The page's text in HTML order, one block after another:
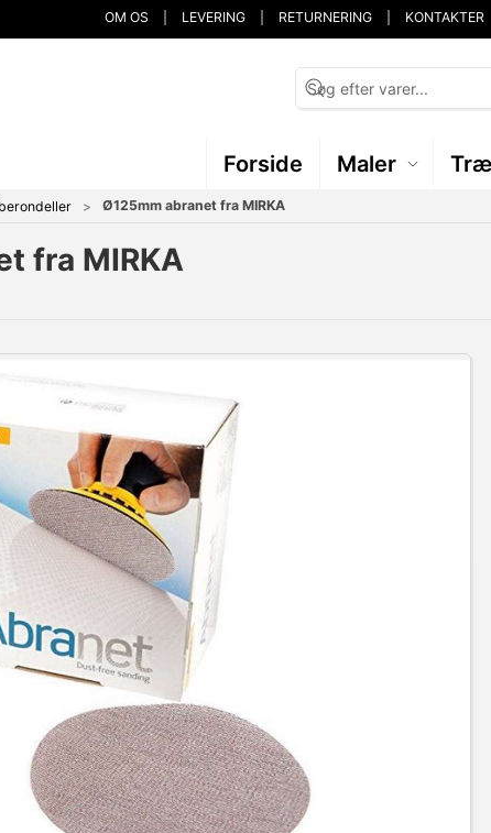
OM OS LEVERING RETURNERING KONTAKTER
Forside Maler Træ
Ø125mm abranet fra MIRKA
fra MIRKA